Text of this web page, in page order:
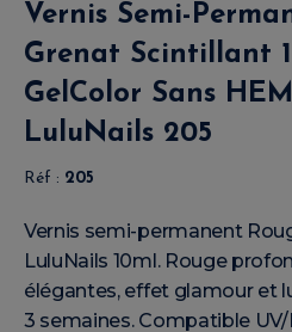
Vernis Semi-
Grenat Scintillant
GelColor Sans
LuluNails 205
Réf : 205
Vernis semi-permanent
LuluNails 10ml. Rouge
élégantes, effet glamour et
3 semaines. Compatible UV/